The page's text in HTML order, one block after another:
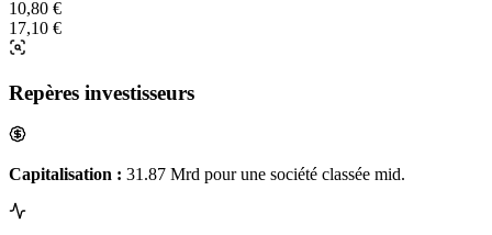
10,80 €
17,10 €
Repères investisseurs
Capitalisation : 31.87 Mrd pour une société classée mid.